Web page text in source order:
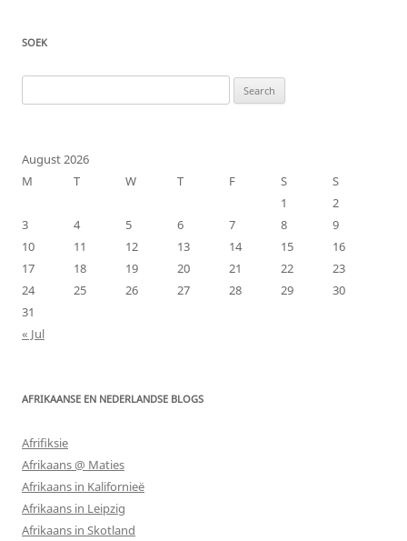
SOEK
for:
August 2026
M
T W T F S
S
1
2
3
4 5 6 7 8
9
10
11 12 13 14 15
16
17
18 19 20 21 22
23
24
25 26 27 28 29
30
31
« Jul
AFRIKAANSE EN NEDERLANDSE BLOGS
Afrifiksie
Afrikaans @ Maties
Afrikaans in Kalifornieë
Afrikaans in Leipzig
Afrikaans in Skotland